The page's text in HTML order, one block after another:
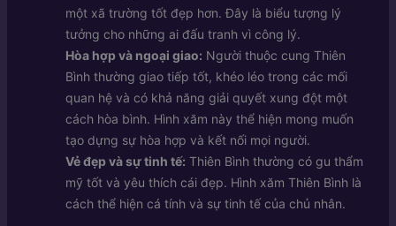
một xã trường tốt đẹp hơn. Đây là biểu tượng lý
tưởng cho những ai đấu tranh vì công lý.
Hòa hợp và ngoại giao: Người thuộc cung Thiên
Bình thường giao tiếp tốt, khéo léo trong các mối
quan hệ và có khả năng giải quyết xung đột một
cách hòa bình. Hình xăm này thể hiện mong muốn
tạo dựng sự hòa hợp và kết nối mọi người.
Vẻ đẹp và sự tinh tế: Thiên Bình thường có gu thẩm
mỹ tốt và yêu thích cái đẹp. Hình xăm Thiên Bình là
cách thể hiện cá tính và sự tinh tế của chủ nhân.